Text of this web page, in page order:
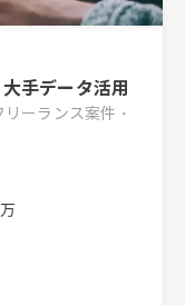
手データ活用
リーランス案件・